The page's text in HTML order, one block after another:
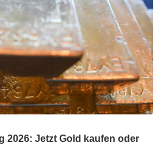
2026: Jetzt Gold kaufen oder